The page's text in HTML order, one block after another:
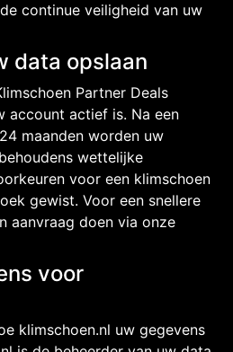
continue veiligheid van uw
data opslaan
Partner Deals
account actief is. Na een
maanden worden uw
wettelijke
voor een klimschoen
gewist. Voor een snellere
aanvraag doen via onze
voor
klimschoen.nl uw gegevens